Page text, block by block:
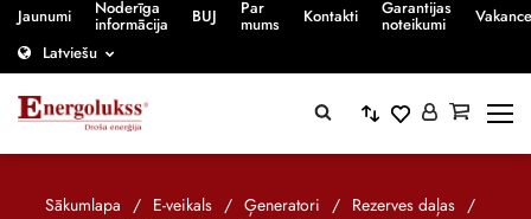
Jaunumi Noderīga
informācija BUJ Par
mums Kontakti Garantijas
noteikumi
Latviešu
Sākumlapa / E-veikals / Ģeneratori / Rezerves daļas /